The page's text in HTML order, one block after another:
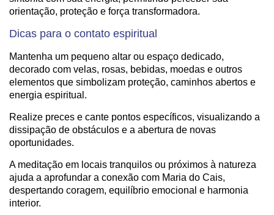
orientação, proteção e força transformadora.
Dicas para o contato espiritual
Mantenha um pequeno altar ou espaço dedicado,
decorado com velas, rosas, bebidas, moedas e outros
elementos que simbolizam proteção, caminhos abertos e
energia espiritual.
Realize preces e cante pontos específicos, visualizando a
dissipação de obstáculos e a abertura de novas
oportunidades.
A meditação em locais tranquilos ou próximos à natureza
ajuda a aprofundar a conexão com Maria do Cais,
despertando coragem, equilíbrio emocional e harmonia
interior.